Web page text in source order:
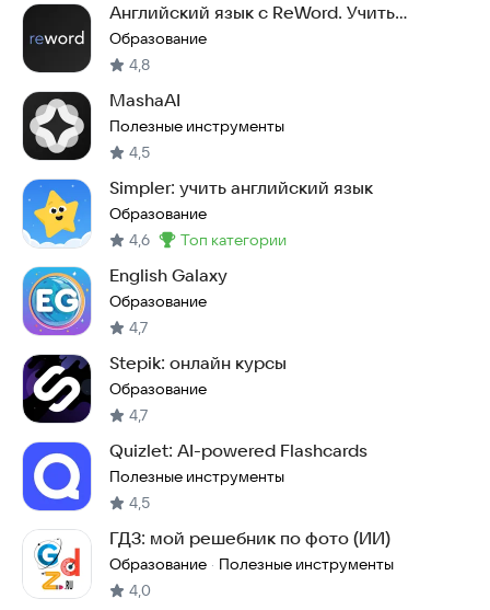
Английский язык с ReWord. Учить
английские слова
Образование
4,8
MashaAI
Полезные инструменты
4,5
Simpler: учить английский язык
Образование
4,6
Метка:
топ категории
English Galaxy
Образование
4,7
Stepik: онлайн курсы
Образование
4,7
Quizlet: AI-powered Flashcards
Полезные инструменты
4,5
ГДЗ: мой решебник по фото (ИИ)
Образование · Полезные инструменты
4,0